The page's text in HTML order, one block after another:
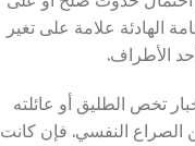
الهادئة علامة على تغير
الأطراف.
تخص الطليق أو عائلته
الصراع النفسي. فإن كانت